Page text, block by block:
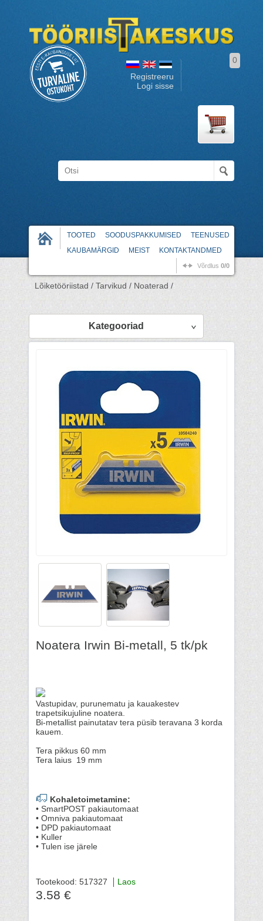
Registreeru
Logi sisse
0
TOOTED SOODUSPAKKUMISED
TEENUSED
KAUBAMÄRGID
MEIST KONTAKTANDMED
Võrdlus 0/0
Lõiketööriistad / Tarvikud / Noaterad /
Kategooriad
Noatera Irwin Bi-metall, 5 tk/pk
Vastupidav, purunematu ja kauakestev
trapetsikujuline noatera.
Bi-metallist painutatav tera püsib teravana 3 korda
kauem.
Tera pikkus 60 mm
Tera laius 19 mm
Kohaletoimetamine:
• SmartPOST pakiautomaat
• Omniva pakiautomaat
• DPD pakiautomaat
• Kuller
• Tulen ise järele
Tootekood: 517327 Laos
3.58 €